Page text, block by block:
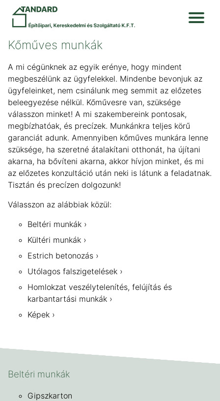
Kőműves munkák
A mi cégünknek az egyik erénye, hogy mindent
megbeszélünk az ügyfelekkel. Mindenbe bevonjuk az
ügyfeleinket, nem csinálunk meg semmit az előzetes
beleegyezése nélkül. Kőművesre van, szüksége
válasszon minket! A mi szakembereink pontosak,
megbízhatóak, és precízek. Munkánkra teljes körű
garanciát adunk. Amennyiben kőműves munkára lenne
szüksége, ha szeretné átalakítani otthonát, ha újítani
akarna, ha bővíteni akarna, akkor hívjon minket, és mi
az előzetes konzultáció után neki is látunk a feladatnak.
Tisztán és precízen dolgozunk!
Válasszon az alábbiak közül:
Beltéri munkák
Kültéri munkák
Estrich betonozás
Utólagos falszigetelések
Homlokzat veszélytelenítés, felújítás és
karbantartási munkák
Képek
Beltéri munkák
Gipszkarton